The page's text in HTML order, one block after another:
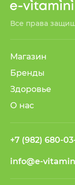
Все права
Магазин
Бренды
Здоровье
О нас
+7 (982) 680-
info@e-